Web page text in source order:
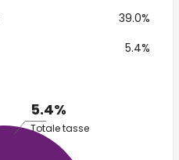
39.0%
5.4%
5.4%
Totale tasse